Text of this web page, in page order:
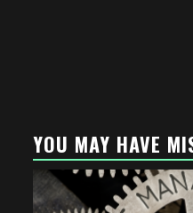
YOU MAY HAVE